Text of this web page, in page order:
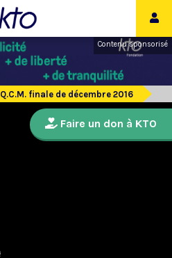
Contenu sponsorisé
Q.C.M. finale de décembre 2016
Faire un don à KTO